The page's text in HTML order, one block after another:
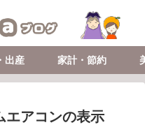
出産 家計・節約
エアコンの表示